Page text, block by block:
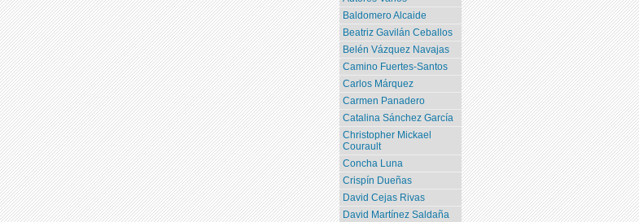
Baldomero Alcaide
Beatriz Gavilán Ceballos
Belén Vázquez Navajas
Camino Fuertes-Santos
Carlos Márquez
Carmen Panadero
Catalina Sánchez García
Christopher Mickael
Courault
Concha Luna
Crispín Dueñas
David Cejas Rivas
David Martínez Saldaña